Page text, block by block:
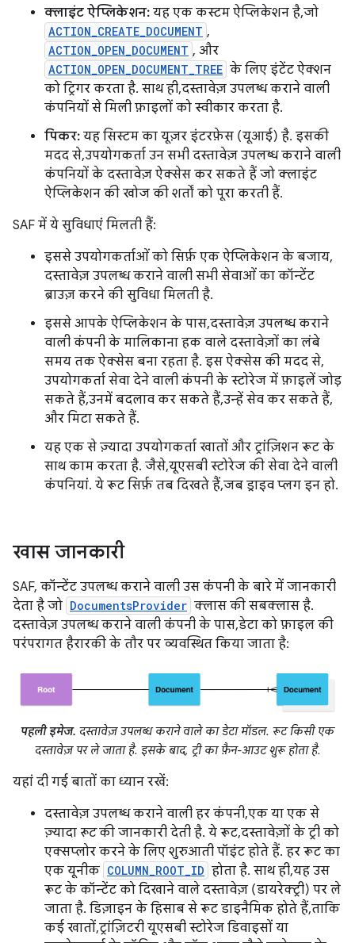
क्लाइंट ऐप्लिकेशन: यह एक कस्टम ऐप्लिकेशन है, जो
ACTION_CREATE_DOCUMENT ,
ACTION_OPEN_DOCUMENT , और
ACTION_OPEN_DOCUMENT_TREE के लिए इंटेंट ऐक्शन
को ट्रिगर करता है. साथ ही, दस्तावेज़ उपलब्ध कराने वाली
कंपनियों से मिली फ़ाइलों को स्वीकार करता है.
पिकर: यह सिस्टम का यूज़र इंटरफ़ेस (यूआई) है. इसकी
मदद से, उपयोगकर्ता उन सभी दस्तावेज़ उपलब्ध कराने वाली
कंपनियों के दस्तावेज़ ऐक्सेस कर सकते हैं जो क्लाइंट
ऐप्लिकेशन की खोज की शर्तों को पूरा करती हैं.
SAF में ये सुविधाएं मिलती हैं:
इससे उपयोगकर्ताओं को सिर्फ़ एक ऐप्लिकेशन के बजाय,
दस्तावेज़ उपलब्ध कराने वाली सभी सेवाओं का कॉन्टेंट
ब्राउज़ करने की सुविधा मिलती है.
इससे आपके ऐप्लिकेशन के पास, दस्तावेज़ उपलब्ध कराने
वाली कंपनी के मालिकाना हक वाले दस्तावेज़ों का लंबे
समय तक ऐक्सेस बना रहता है. इस ऐक्सेस की मदद से,
उपयोगकर्ता सेवा देने वाली कंपनी के स्टोरेज में फ़ाइलें जोड़
सकते हैं, उनमें बदलाव कर सकते हैं, उन्हें सेव कर सकते हैं,
और मिटा सकते हैं.
यह एक से ज़्यादा उपयोगकर्ता खातों और ट्रांज़िशन रूट के
साथ काम करता है. जैसे, यूएसबी स्टोरेज की सेवा देने वाली
कंपनियां. ये रूट सिर्फ़ तब दिखते हैं, जब ड्राइव प्लग इन हो.
खास जानकारी
SAF, कॉन्टेंट उपलब्ध कराने वाली उस कंपनी के बारे में जानकारी
देता है जो DocumentsProvider क्लास की सबक्लास है.
दस्तावेज़ उपलब्ध कराने वाली कंपनी के पास, डेटा को फ़ाइल की
परंपरागत हैरारकी के तौर पर व्यवस्थित किया जाता है:
पहली इमेज. दस्तावेज़ उपलब्ध कराने वाले का डेटा मॉडल. रूट किसी एक
दस्तावेज़ पर ले जाता है. इसके बाद, ट्री का फ़ैन-आउट शुरू होता है.
यहां दी गई बातों का ध्यान रखें:
दस्तावेज़ उपलब्ध कराने वाली हर कंपनी, एक या एक से
ज़्यादा रूटकी जानकारी देती है. ये रूट, दस्तावेज़ों के ट्री को
एक्सप्लोर करने के लिए शुरुआती पॉइंट होते हैं. हर रूट का
एक यूनीक COLUMN_ROOT_ID होता है. साथ ही, यह उस
रूट के कॉन्टेंट को दिखाने वाले दस्तावेज़ (डायरेक्ट्री) पर ले
जाता है. डिज़ाइन के हिसाब से रूट डाइनैमिक होते हैं, ताकि
कई खातों, ट्रांज़िटरी यूएसबी स्टोरेज डिवाइसों या